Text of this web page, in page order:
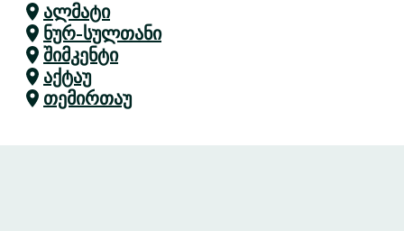
ალმატი
ნურ-სულთანი
შიმკენტი
აქტაუ
თემირთაუ